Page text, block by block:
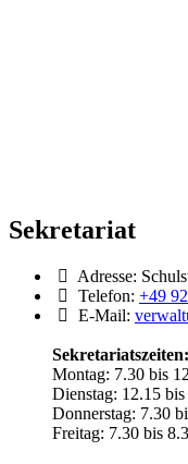
Sekretariat
Adresse:
Telefon: +49
E-Mail:
Sekretariatszeiten:
Montag: 7.30 bis
Dienstag: 12.15
Donnerstag: 7.30
Freitag: 7.30 bis